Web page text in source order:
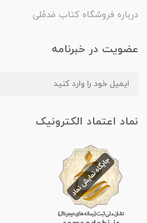
درباره فروشگاه کتاب مَدمُلی
عضویت در خبرنامه
نماد اعتماد الکترونیک